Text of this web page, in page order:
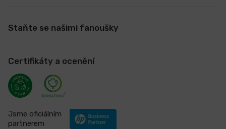
Staňte se našimi fanoušky
Certifikáty a ocenění
Jsme oficiálním
partnerem